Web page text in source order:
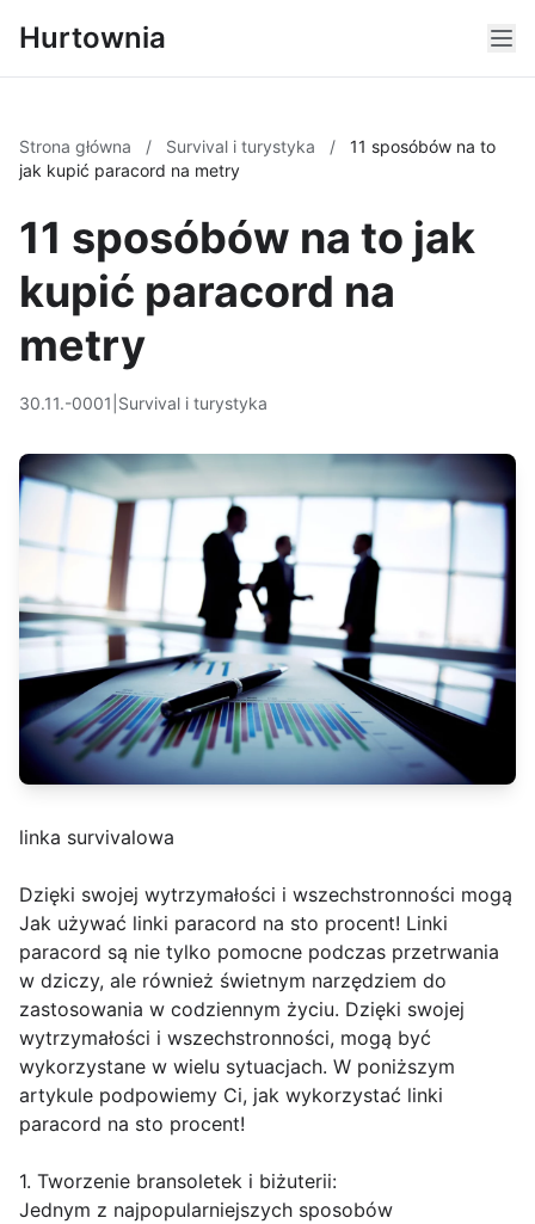
Hurtownia
Strona główna / Survival i turystyka /
11 sposóbów na to
jak kupić paracord na metry
11 sposóbów na to jak
kupić paracord na
metry
30.11.-0001 Survival i turystyka
linka survivalowa
Dzięki swojej wytrzymałości i wszechstronności mogą
Jak używać linki paracord na sto procent! Linki
paracord są nie tylko pomocne podczas przetrwania
w dziczy, ale również świetnym narzędziem do
zastosowania w codziennym życiu. Dzięki swojej
wytrzymałości i wszechstronności, mogą być
wykorzystane w wielu sytuacjach. W poniższym
artykule podpowiemy Ci, jak wykorzystać linki
paracord na sto procent!
1. Tworzenie bransoletek i biżuterii:
Jednym z najpopularniejszych sposobów